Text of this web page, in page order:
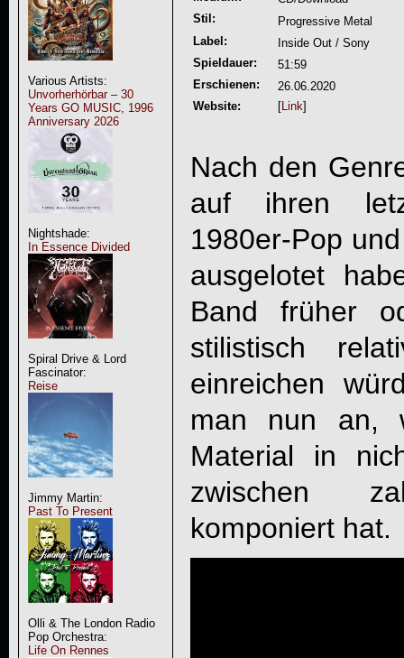
Various Artists:
Unvorherhörbar – 30
Years GO MUSIC, 1996
Anniversary 2026
Nightshade:
In Essence Divided
Spiral Drive & Lord
Fascinator:
Reise
Jimmy Martin:
Past To Present
Olli & The London Radio
Pop Orchestra:
Life On Rennes
Stil:
Progressive Metal
Label:
Inside Out / Sony
Spieldauer:
51:59
Erschienen:
26.06.2020
Website:
[Link]
Nach den
auf ihren
1980er-Pop
ausgelotet
Band früher
stilistisch
einreichen
man nun an,
Material in
zwischen
komponiert hat.